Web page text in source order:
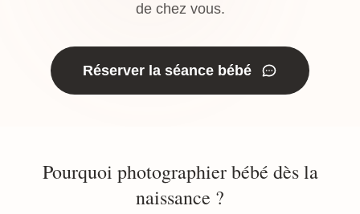
de chez vous.
Réserver la séance bébé
Pourquoi photographier bébé dès la
naissance ?